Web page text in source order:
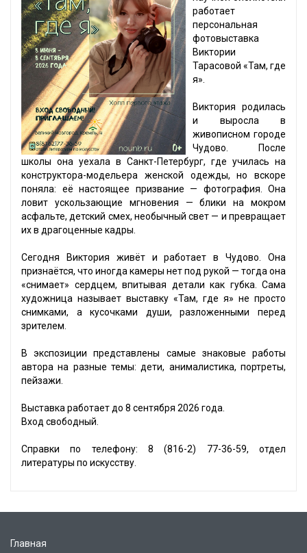
работает
персональная
фотовыставка
Виктории
Тарасовой «Там, где
я».
Виктория родилась
и выросла в
живописном городе
Чудово. После
школы она уехала в Санкт-Петербург, где училась на
конструктора-модельера женской одежды, но вскоре
поняла: её настоящее призвание — фотография. Она
ловит ускользающие мгновения — блики на мокром
асфальте, детский смех, необычный свет — и превращает
их в драгоценные кадры.
Сегодня Виктория живёт и работает в Чудово. Она
признаётся, что иногда камеры нет под рукой — тогда она
«снимает» сердцем, впитывая детали как губка. Сама
художница называет выставку «Там, где я» не просто
снимками, а кусочками души, разложенными перед
зрителем.
В экспозиции представлены самые знаковые работы
автора на разные темы: дети, анималистика, портреты,
пейзажи.
Выставка работает до 8 сентября 2026 года.
Вход свободный.
Справки по телефону: 8 (816-2) 77-36-59, отдел
литературы по искусству.
Главная